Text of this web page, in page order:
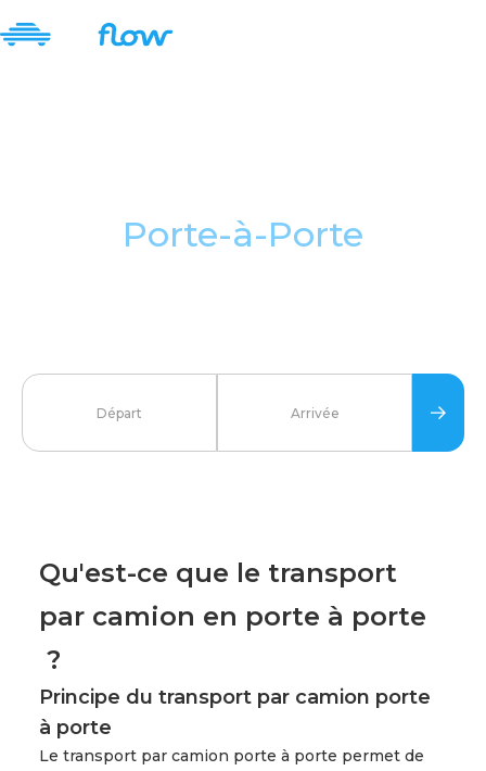
Porte-à-Porte
Qu'est-ce que le transport
par camion en porte à porte
?
Principe du transport par camion porte
à porte
Le transport par camion porte à porte permet de